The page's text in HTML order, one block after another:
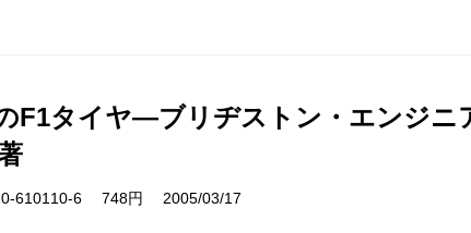
F1タイヤ―ブリヂストン・エンジ
610110-6 748円 2005/03/17